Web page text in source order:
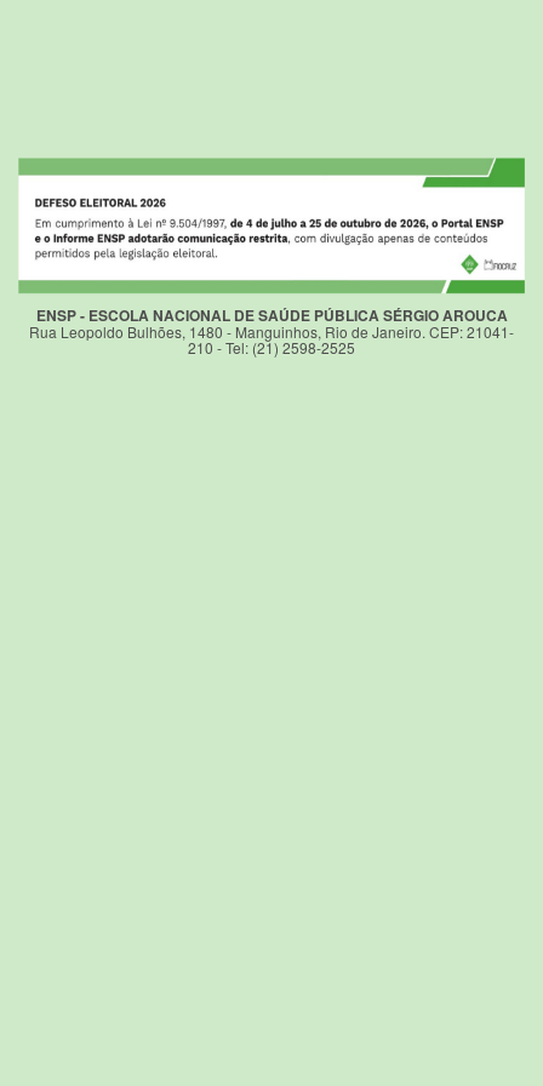
ENSP - ESCOLA NACIONAL DE SAÚDE PÚBLICA SÉRGIO AROUCA
Rua Leopoldo Bulhões, 1480 - Manguinhos, Rio de Janeiro. CEP: 21041-
210 - Tel: (21) 2598-2525